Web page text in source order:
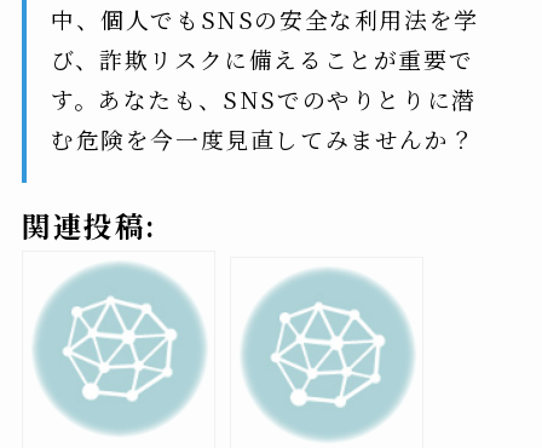
中、個人でもSNSの安全な利用法を学
び、詐欺リスクに備えることが重要で
す。あなたも、SNSでのやりとりに潜
む危険を今一度見直してみませんか？
関連投稿: